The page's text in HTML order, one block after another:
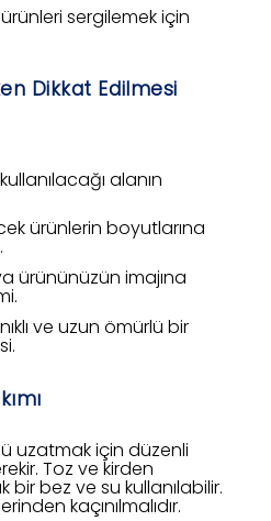
ürünleri sergilemek için
Dikkat Edilmesi
alanın
ürünlerin boyutlarına
ürününüzün imajına
ve uzun ömürlü bir
uzatmak için düzenli
Toz ve kirden
bir bez ve su kullanılabilir.
kaçınılmalıdır.